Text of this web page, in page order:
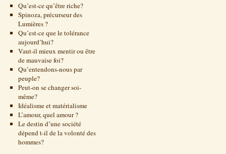
Qu’est-ce qu’être riche?
Spinoza, précurseur des
Lumières ?
Qu’est-ce que le tolérance
aujourd’hui?
Vaut-il mieux mentir ou être
de mauvaise foi?
Qu’entendons-nous par
peuple?
Peut-on se changer soi-
même?
Idéalisme et matérialisme
L’amour, quel amour ?
Le destin d’une société
dépend t-il de la volonté des
hommes?